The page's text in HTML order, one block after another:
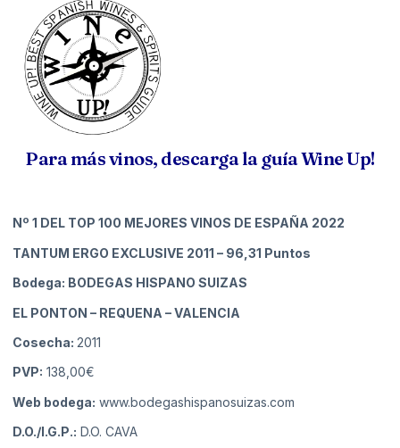
Para más vinos, descarga la guía Wine Up!
Nº 1 DEL TOP 100 MEJORES VINOS DE ESPAÑA 2022
TANTUM ERGO EXCLUSIVE 2011 – 96,31 Puntos
Bodega: BODEGAS HISPANO SUIZAS
EL PONTON – REQUENA – VALENCIA
Cosecha: 2011
PVP: 138,00€
Web bodega: www.bodegashispanosuizas.com
D.O./I.G.P.: D.O. CAVA